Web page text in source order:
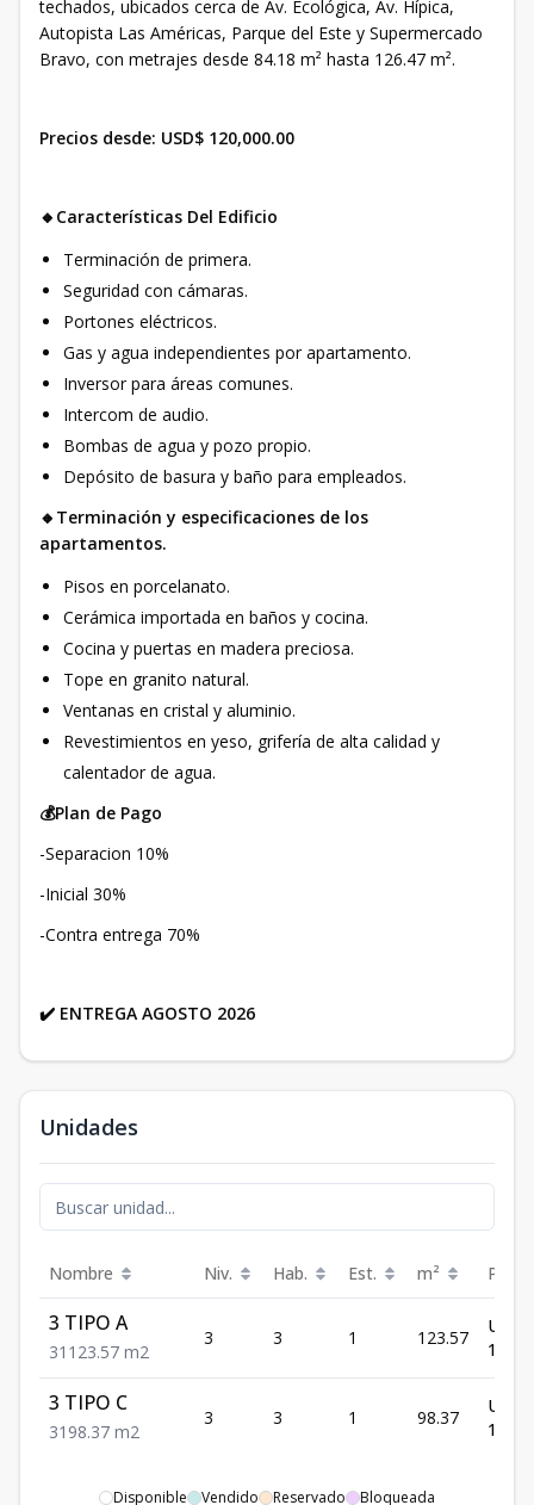
techados, ubicados cerca de Av. Ecológica, Av. Hípica,
Autopista Las Américas, Parque del Este y Supermercado
Bravo, con metrajes desde 84.18 m² hasta 126.47 m².
Precios desde: USD$ 120,000.00
🔸Características Del Edificio
Terminación de primera.
Seguridad con cámaras.
Portones eléctricos.
Gas y agua independientes por apartamento.
Inversor para áreas comunes.
Intercom de audio.
Bombas de agua y pozo propio.
Depósito de basura y baño para empleados.
🔸Terminación y especificaciones de los
apartamentos.
Pisos en porcelanato.
Cerámica importada en baños y cocina.
Cocina y puertas en madera preciosa.
Tope en granito natural.
Ventanas en cristal y aluminio.
Revestimientos en yeso, grifería de alta calidad y
calentador de agua.
💰Plan de Pago
-Separacion 10%
-Inicial 30%
-Contra entrega 70%
✔️ ENTREGA AGOSTO 2026
Unidades
Nombre Niv. Hab. Est. m²
3 TIPO A
31 123.57 m2
3 3 1 123.57
US$
3 TIPO C
31 98.37 m2
3 3 1 98.37
US$
Disponible Vendido Reservado Bloqueada